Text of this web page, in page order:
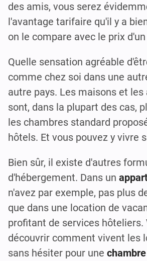
des amis, vous serez
l'avantage tarifaire qu'il y a
on le compare avec le prix
Quelle sensation agréable
comme chez soi dans une
autre pays. Les maisons et
sont, dans la plupart des cas,
les chambres standard
hôtels. Et vous pouvez y vivre
Bien sûr, il existe d'autres
d'hébergement. Dans un
n'avez par exemple, pas plus
que dans une location de
profitant de services hôteliers.
découvrir comment vivent les
sans hésiter pour une